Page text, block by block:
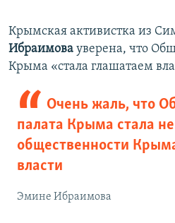
Крымская активистка из
Ибраимова уверена, что
Крыма «стала глашатаем
Очень жаль, что
палата Крыма стала
общественности
власти
Эмине Ибраимова